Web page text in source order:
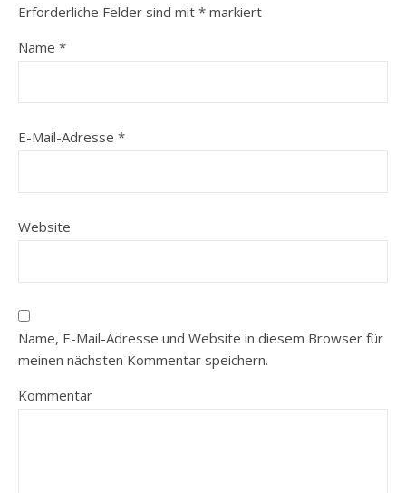
Erforderliche Felder sind mit * markiert
Name *
E-Mail-Adresse *
Website
Name, E-Mail-Adresse und Website in diesem Browser für
meinen nächsten Kommentar speichern.
Kommentar